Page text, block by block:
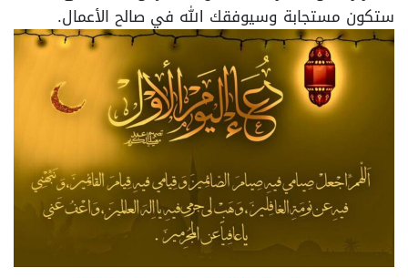
ستكون مستجابة وسيوفقك الله في صالح الأعمال.